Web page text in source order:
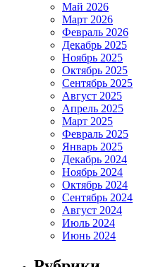
Май 2026
Март 2026
Февраль 2026
Декабрь 2025
Ноябрь 2025
Октябрь 2025
Сентябрь 2025
Август 2025
Апрель 2025
Март 2025
Февраль 2025
Январь 2025
Декабрь 2024
Ноябрь 2024
Октябрь 2024
Сентябрь 2024
Август 2024
Июль 2024
Июнь 2024